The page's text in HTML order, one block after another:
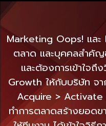
Marketing Oops! แล
ตลาด และบุคคลสำคั
และต้องการเข้าใจถึ
Growth ให้กับบริษัท จ
Acquire >
ทำการตลาดสร้างยอด